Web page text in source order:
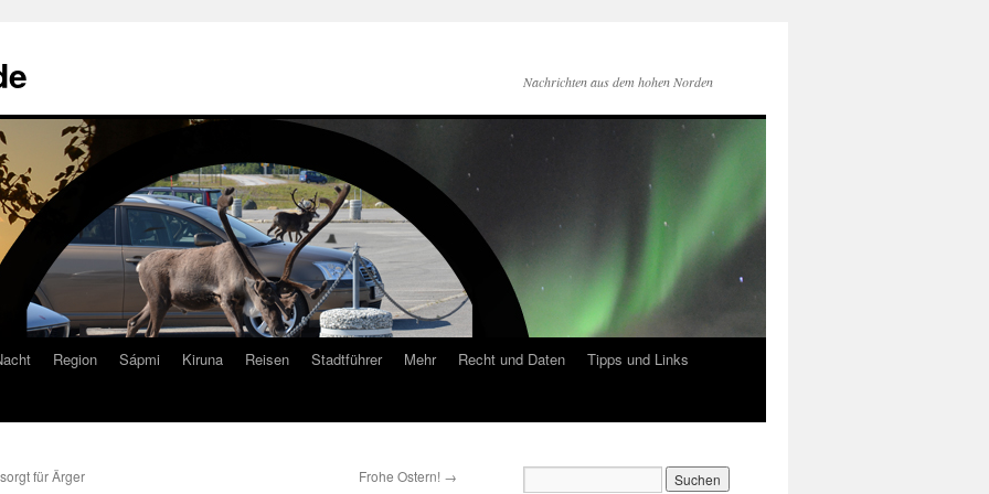
Nachrichten aus dem hohen Norden
Region Sápmi Kiruna Reisen Stadtführer Mehr Recht und Daten
Tipps und Links
für Ärger Frohe Ostern! →